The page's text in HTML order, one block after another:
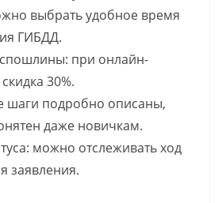
выбрать удобное время
ГИБДД.
при онлайн-
30%.
шаги подробно описаны,
даже новичкам.
можно отслеживать ход
заявления.